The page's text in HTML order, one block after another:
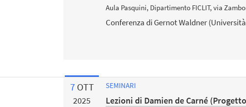
Aula Pasquini, Dipartimento FICLIT, via
Conferenza di Gernot Waldner
7 OTT
2025
SEMINARI
Lezioni di Damien de Carné